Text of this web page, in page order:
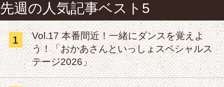
先週の人気記事ベスト5
1
Vol.17 本番間近！一緒にダンスを覚えよ
う！「おかあさんといっしょスペシャルス
テージ2026」